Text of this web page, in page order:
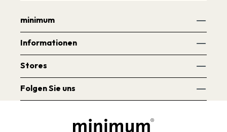
minimum
Informationen
Stores
Folgen Sie uns